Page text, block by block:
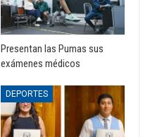
Presentan las Pumas sus
exámenes médicos
DEPORTES